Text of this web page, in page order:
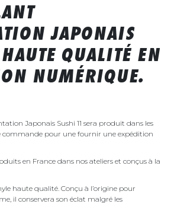
JAPONAIS
QUALITÉ EN
NUMÉRIQUE.
Japonais Sushi 11 sera produit dans les
commande pour une fournir une expédition
en France dans nos ateliers et conçus à la
haute qualité. Conçu à l’origine pour
il conservera son éclat malgré les